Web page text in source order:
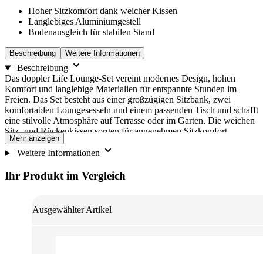
Hoher Sitzkomfort dank weicher Kissen
Langlebiges Aluminiumgestell
Bodenausgleich für stabilen Stand
Beschreibung Weitere Informationen
Beschreibung
Das doppler Life Lounge-Set vereint modernes Design, hohen
Komfort und langlebige Materialien für entspannte Stunden im
Freien. Das Set besteht aus einer großzügigen Sitzbank, zwei
komfortablen Loungesesseln und einem passenden Tisch und schafft
eine stilvolle Atmosphäre auf Terrasse oder im Garten. Die weichen
Sitz- und Rückenkissen sorgen für angenehmen Sitzkomfort,
während das leichte Aluminiumgestell durch seine wetterfeste und
pflegeleichte Qualität überzeugt. Der Tisch mit hochwertiger Platte
Stunden im Freien. Für zusätzliche Stabilität verfügt der Tisch über
einen integrierten Bodenausgleich, der Unebenheiten zuverlässig
Mehr anzeigen
Weitere Informationen
Ihr Produkt im Vergleich
Ausgewählter Artikel